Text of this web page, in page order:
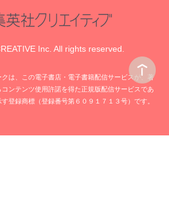
Inc. All rights reserved.
クは、この電子書店・電子書籍配信サービスが、著
コンテンツ使用許諾を得た正規版配信サービスであ
す登録商標（登録番号第６０９１７１３号）です。